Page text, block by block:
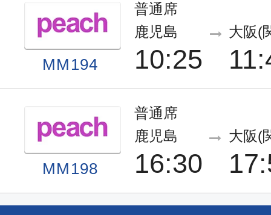
MM194
普通席
鹿児島
10:25
大阪(
MM198
普通席
鹿児島
16:30
大阪(